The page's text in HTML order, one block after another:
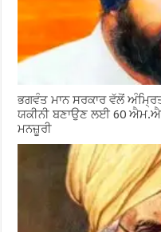
ਭਗਵੰਤ ਮਾਨ ਸਰਕਾਰ ਵੱਲੋਂ
ਯਕੀਨੀ ਬਣਾਉਣ ਲਈ 60
ਮਨਜ਼ੂਰੀ